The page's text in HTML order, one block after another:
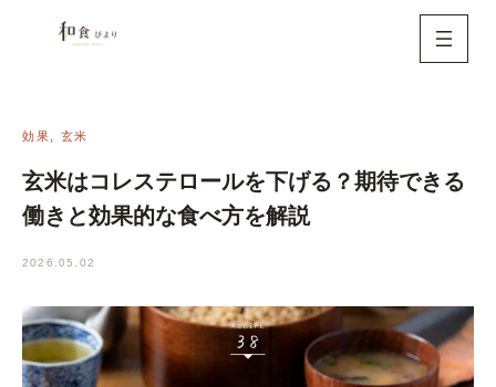
効果 玄米
玄米はコレステロールを下げる？期待できる
働きと効果的な食べ方を解説
2026.05.02